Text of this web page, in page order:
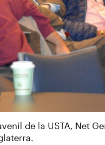
de la USTA, Net